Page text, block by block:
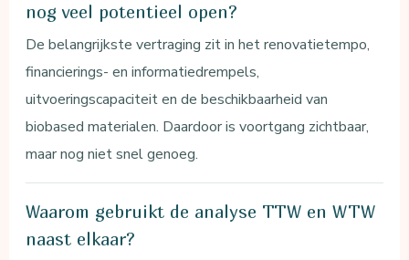
nog veel potentieel open?
De belangrijkste vertraging zit in het renovatietempo,
financierings- en informatiedrempels,
uitvoeringscapaciteit en de beschikbaarheid van
biobased materialen. Daardoor is voortgang zichtbaar,
maar nog niet snel genoeg.
Waarom gebruikt de analyse TTW en WTW
naast elkaar?